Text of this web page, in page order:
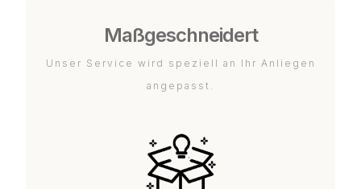
Maßgeschneidert
Unser Service wird speziell an Ihr Anliegen
angepasst.